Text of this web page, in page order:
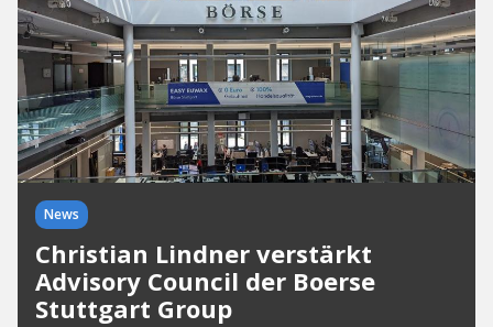
News
Christian Lindner verstärkt
Advisory Council der Boerse
Stuttgart Group